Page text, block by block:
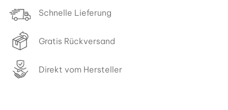
Schnelle Lieferung
Gratis Rückversand
Direkt vom Hersteller